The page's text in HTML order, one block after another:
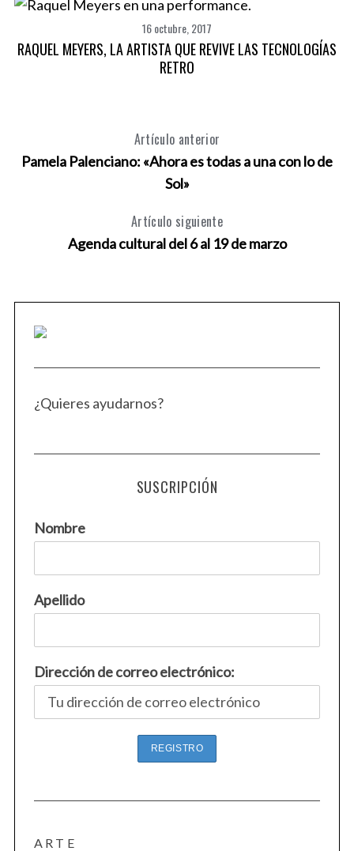
16 octubre, 2017
RAQUEL MEYERS, LA ARTISTA QUE REVIVE LAS TECNOLOGÍAS
RETRO
Artículo anterior
Pamela Palenciano: «Ahora es todas a una con lo de
Sol»
Artículo siguiente
Agenda cultural del 6 al 19 de marzo
¿Quieres ayudarnos?
SUSCRIPCIÓN
Nombre
Apellido
Dirección de correo electrónico:
ARTE